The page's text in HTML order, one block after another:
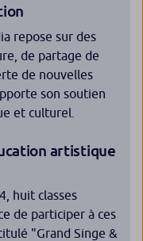
repose sur des
de partage de
de nouvelles
son soutien
et culturel.
artistique
huit classes
de participer à ces
"Grand Singe &